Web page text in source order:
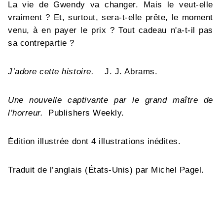
La vie de Gwendy va changer. Mais le veut-elle
vraiment ? Et, surtout, sera-t-elle prête, le moment
venu, à en payer le prix ? Tout cadeau n'a-t-il pas
sa contrepartie ?
J’adore cette histoire. J. J. Abrams.
Une nouvelle captivante par le grand maître de
l’horreur.
Publishers Weekly.
Édition illustrée dont 4 illustrations inédites.
Traduit de l’anglais (États-Unis) par Michel Pagel.